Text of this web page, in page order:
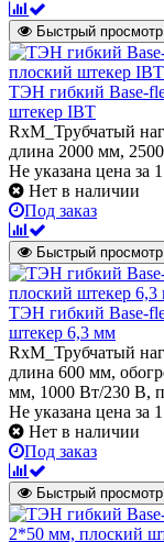
Быстрый просмотр
ТЭН гибкий Base-
штекер IBT
RxM_Трубчатый
длина 2000 мм,
Не указана цена за 1
Нет в наличии
Под заказ
Быстрый просмотр
ТЭН гибкий Base-
штекер 6,3 мм
RxM_Трубчатый
длина 600 мм,
мм, 1000 Вт/230 В,
Не указана цена за 1
Нет в наличии
Под заказ
Быстрый просмотр